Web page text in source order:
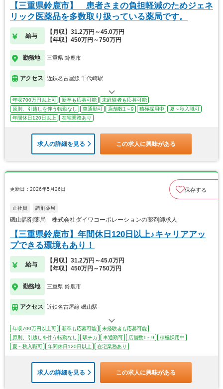
【三重県鈴鹿市】 患者さまの負担軽減のためジェネ
リック医薬品を多数取り扱っている薬局です。
給与
【月収】31.2万円～45.0万円
【年収】450万円～750万円
勤務地 三重県 鈴鹿市
アクセス 近鉄名古屋線 千代崎駅
年収700万円以上可 新卒も応募可能
未経験者も応募可能
原則、引越しを伴う転勤なし
車通勤可 店舗数1～9 積極採用中
夏～秋入職可
年間休日120日以上
在宅業務あり
求人の詳細を見る この求人に興味がある
更新日：2026年5月26日 保存する
正社員 調剤薬局
磯山調剤薬局 株式会社ダイワコーポレーションの薬剤師求人
【三重県鈴鹿市】年間休日120日以上♪キャリアアッ
プできる環境もあり！
給与
【月収】31.2万円～45.0万円
【年収】450万円～750万円
勤務地 三重県 鈴鹿市
アクセス 近鉄名古屋線 磯山駅
年収700万円以上可 新卒も応募可能
未経験者も応募可能
原則、引越しを伴う転勤なし
駅チカ 車通勤可 店舗数1～9
積極採用中
夏～秋入職可
年間休日120日以上 在宅業務あり
求人の詳細を見る この求人に興味がある